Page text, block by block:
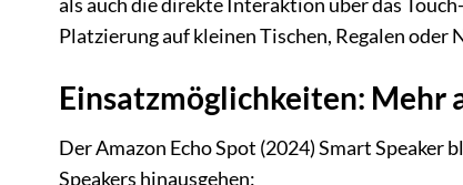
als auch die direkte Interaktion über das
Platzierung auf kleinen Tischen, Regalen oder
Einsatzmöglichkeiten: Mehr
Der Amazon Echo Spot (2024) Smart
Speakers hinausgehen: